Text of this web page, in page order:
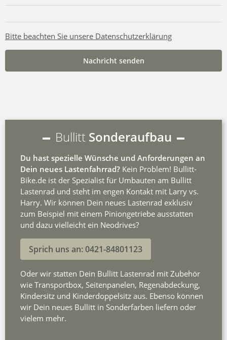
Bitte beachten Sie unsere Datenschutzerklärung
Nachricht senden
Bullitt Sonderaufbau
Du hast spezielle Wünsche und Anforderungen an
Dein neues Lastenfahrrad? Kein Problem! Bullitt-
Bike.de ist der Spezialist für Umbauten am Bullitt
Lastenrad und steht im engen Kontakt mit Larry vs.
Harry. Wir können Dein neues Lastenrad exklusiv
zum Beispiel mit einem Piniongetriebe ausstatten
und dazu vielleicht ein Neodrives?
Sprich uns an: 0421-84801123
Oder wir statten Dein Bullitt Lastenrad mit Zubehör
wie Transportbox, Seitenpanelen, Regenabdeckung,
Kindersitz und Kinderdoppelsitz aus. Ebenso können
wir Dein neues Bullitt in Sonderfarben liefern oder
vielem mehr.